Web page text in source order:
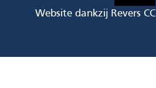
Website dankzij Revers CC